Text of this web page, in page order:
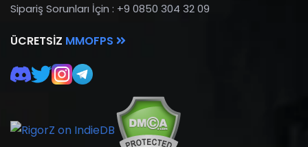
Sipariş Sorunları İçin : +9 0850 304 32 09
ÜCRETSIZ MMOFPS